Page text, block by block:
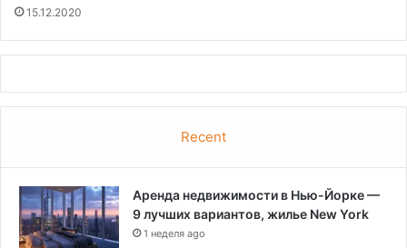
15.12.2020
Recent
Аренда недвижимости в Нью-Йорке —
9 лучших вариантов, жилье New York
1 неделя ago